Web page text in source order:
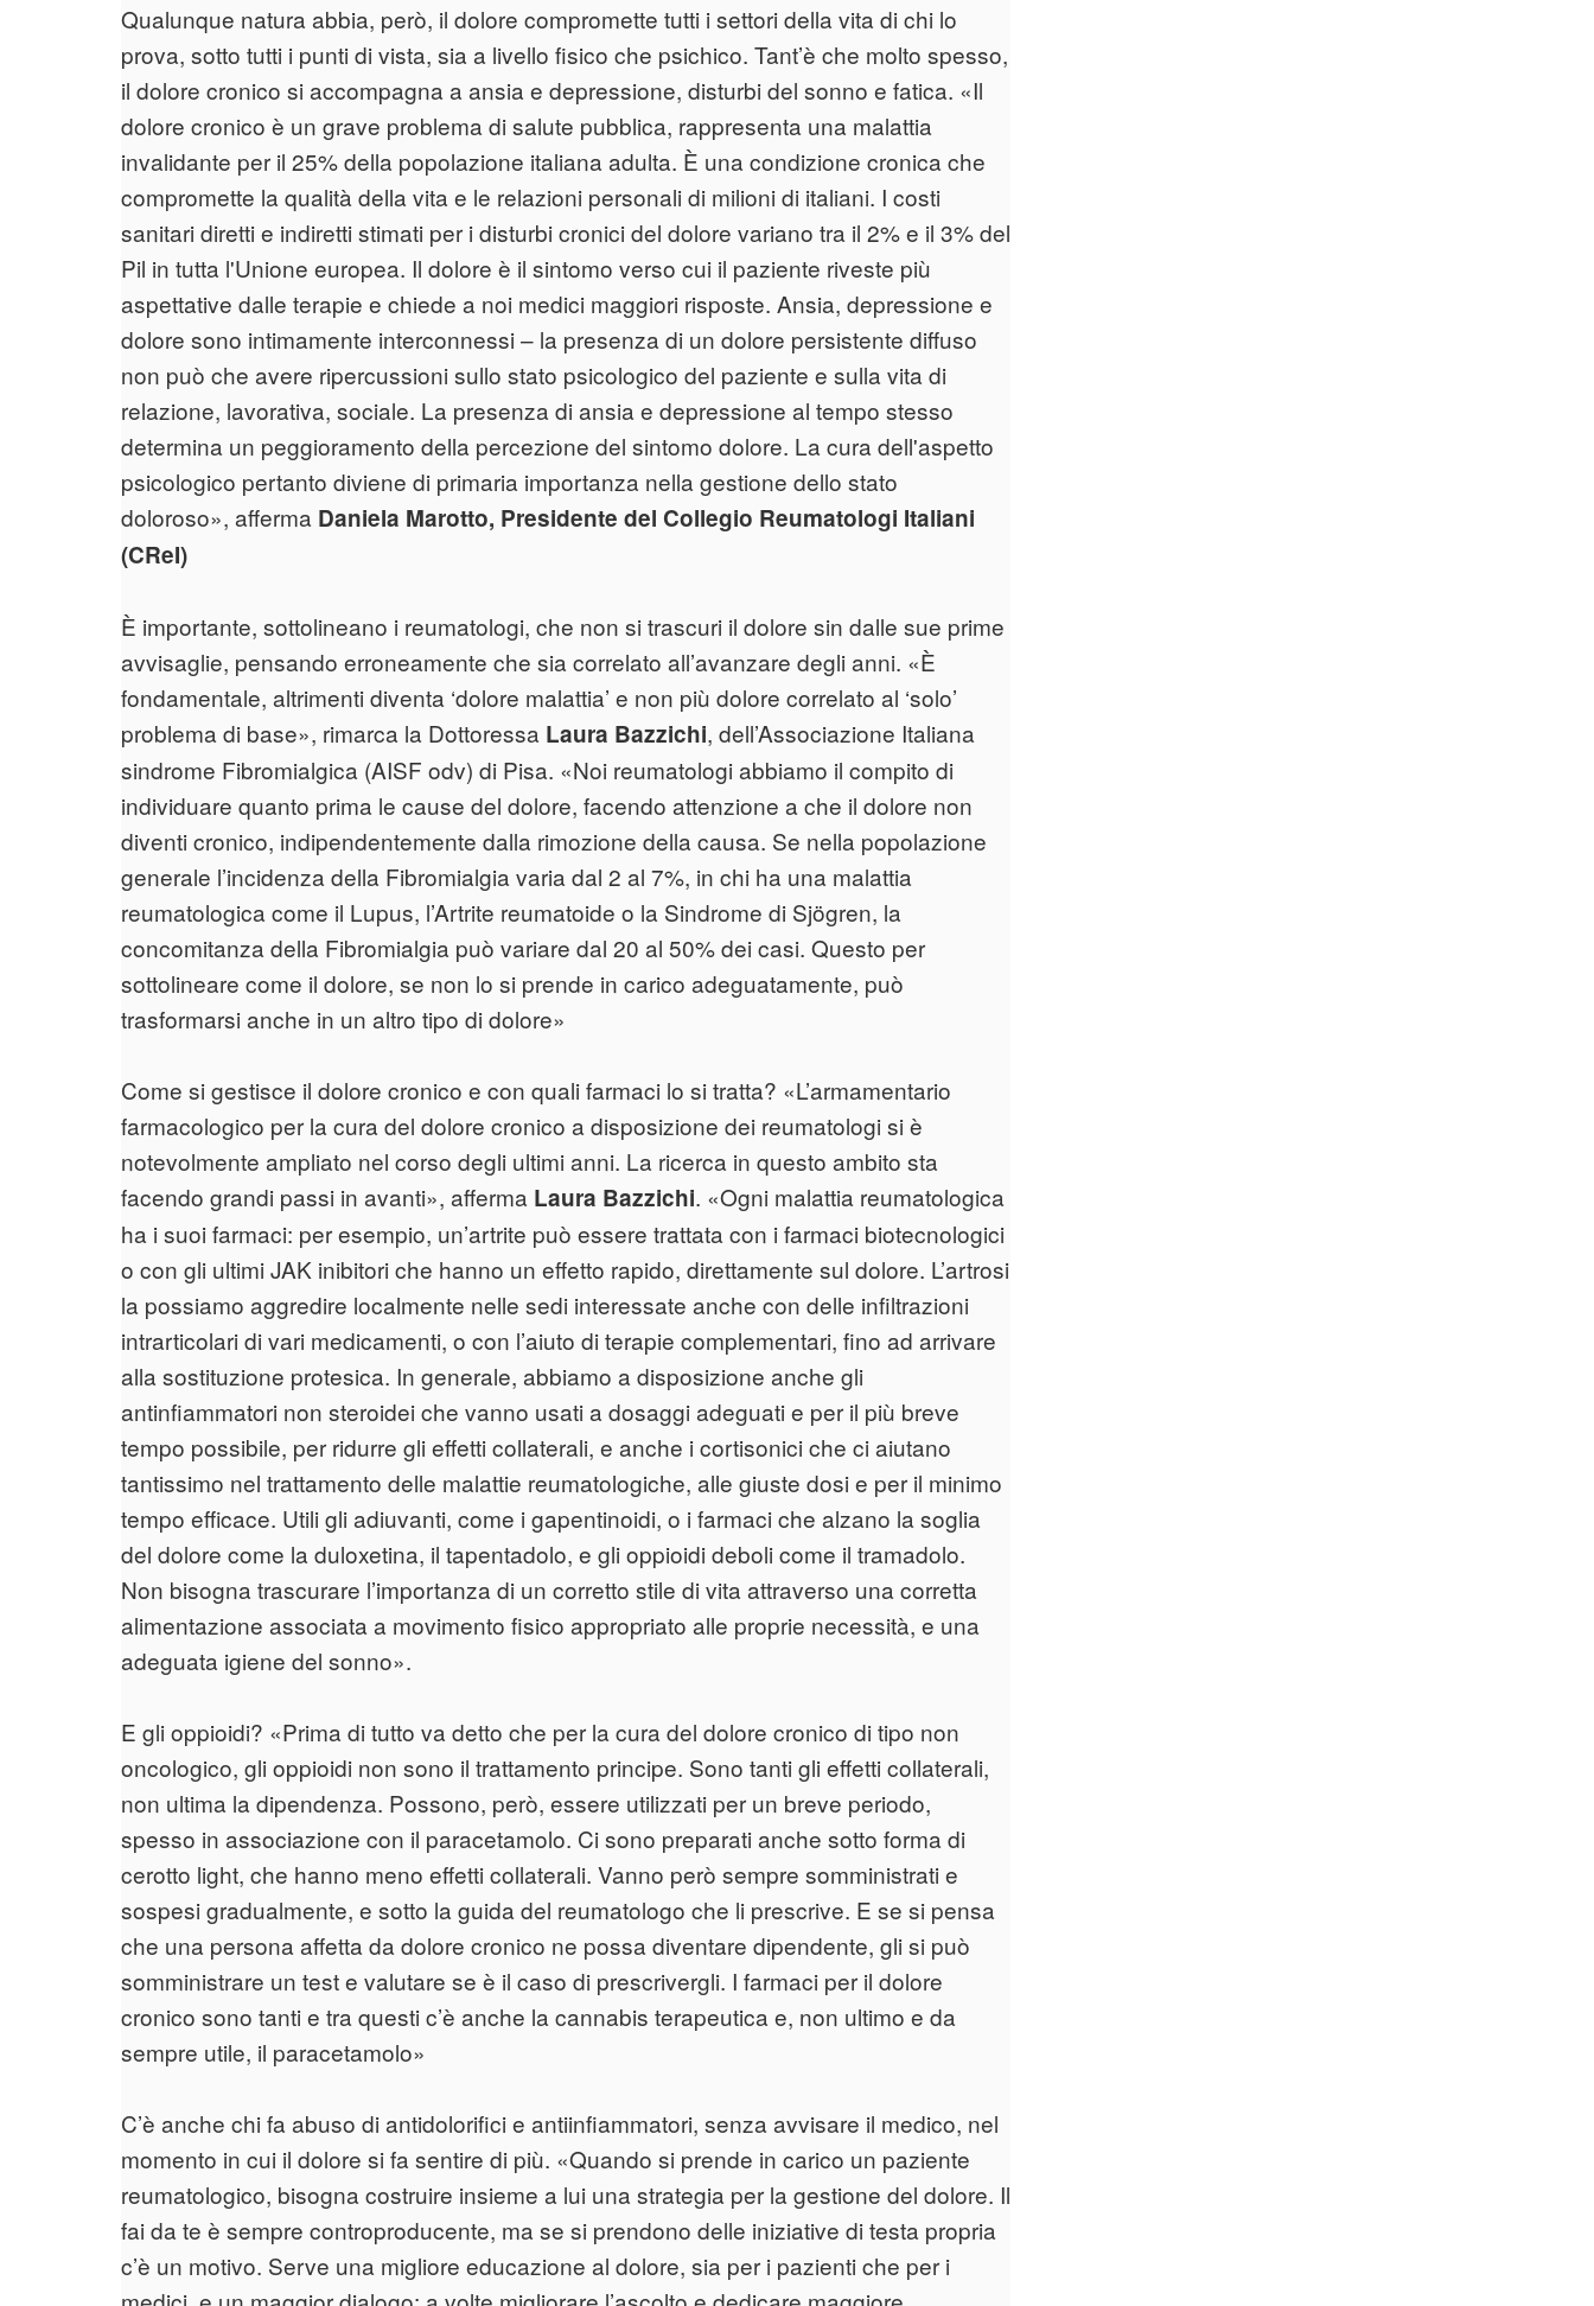
Qualunque natura abbia, però, il dolore compromette tutti i settori della vita di chi lo
prova, sotto tutti i punti di vista, sia a livello fisico che psichico. Tant’è che molto spesso,
il dolore cronico si accompagna a ansia e depressione, disturbi del sonno e fatica. «Il
dolore cronico è un grave problema di salute pubblica, rappresenta una malattia
invalidante per il 25% della popolazione italiana adulta. È una condizione cronica che
compromette la qualità della vita e le relazioni personali di milioni di italiani. I costi
sanitari diretti e indiretti stimati per i disturbi cronici del dolore variano tra il 2% e il 3% del
Pil in tutta l'Unione europea. Il dolore è il sintomo verso cui il paziente riveste più
aspettative dalle terapie e chiede a noi medici maggiori risposte. Ansia, depressione e
dolore sono intimamente interconnessi – la presenza di un dolore persistente diffuso
non può che avere ripercussioni sullo stato psicologico del paziente e sulla vita di
relazione, lavorativa, sociale. La presenza di ansia e depressione al tempo stesso
determina un peggioramento della percezione del sintomo dolore. La cura dell'aspetto
psicologico pertanto diviene di primaria importanza nella gestione dello stato
doloroso», afferma Daniela Marotto, Presidente del Collegio Reumatologi Italiani
(CReI)
È importante, sottolineano i reumatologi, che non si trascuri il dolore sin dalle sue prime
avvisaglie, pensando erroneamente che sia correlato all’avanzare degli anni. «È
fondamentale, altrimenti diventa ‘dolore malattia’ e non più dolore correlato al ‘solo’
problema di base», rimarca la Dottoressa Laura Bazzichi, dell’Associazione Italiana
sindrome Fibromialgica (AISF odv) di Pisa. «Noi reumatologi abbiamo il compito di
individuare quanto prima le cause del dolore, facendo attenzione a che il dolore non
diventi cronico, indipendentemente dalla rimozione della causa. Se nella popolazione
generale l’incidenza della Fibromialgia varia dal 2 al 7%, in chi ha una malattia
reumatologica come il Lupus, l’Artrite reumatoide o la Sindrome di Sjögren, la
concomitanza della Fibromialgia può variare dal 20 al 50% dei casi. Questo per
sottolineare come il dolore, se non lo si prende in carico adeguatamente, può
trasformarsi anche in un altro tipo di dolore»
Come si gestisce il dolore cronico e con quali farmaci lo si tratta? «L’armamentario
farmacologico per la cura del dolore cronico a disposizione dei reumatologi si è
notevolmente ampliato nel corso degli ultimi anni. La ricerca in questo ambito sta
facendo grandi passi in avanti», afferma Laura Bazzichi. «Ogni malattia reumatologica
ha i suoi farmaci: per esempio, un’artrite può essere trattata con i farmaci biotecnologici
o con gli ultimi JAK inibitori che hanno un effetto rapido, direttamente sul dolore. L’artrosi
la possiamo aggredire localmente nelle sedi interessate anche con delle infiltrazioni
intrarticolari di vari medicamenti, o con l’aiuto di terapie complementari, fino ad arrivare
alla sostituzione protesica. In generale, abbiamo a disposizione anche gli
antinfiammatori non steroidei che vanno usati a dosaggi adeguati e per il più breve
tempo possibile, per ridurre gli effetti collaterali, e anche i cortisonici che ci aiutano
tantissimo nel trattamento delle malattie reumatologiche, alle giuste dosi e per il minimo
tempo efficace. Utili gli adiuvanti, come i gapentinoidi, o i farmaci che alzano la soglia
del dolore come la duloxetina, il tapentadolo, e gli oppioidi deboli come il tramadolo.
Non bisogna trascurare l’importanza di un corretto stile di vita attraverso una corretta
alimentazione associata a movimento fisico appropriato alle proprie necessità, e una
adeguata igiene del sonno».
E gli oppioidi? «Prima di tutto va detto che per la cura del dolore cronico di tipo non
oncologico, gli oppioidi non sono il trattamento principe. Sono tanti gli effetti collaterali,
non ultima la dipendenza. Possono, però, essere utilizzati per un breve periodo,
spesso in associazione con il paracetamolo. Ci sono preparati anche sotto forma di
cerotto light, che hanno meno effetti collaterali. Vanno però sempre somministrati e
sospesi gradualmente, e sotto la guida del reumatologo che li prescrive. E se si pensa
che una persona affetta da dolore cronico ne possa diventare dipendente, gli si può
somministrare un test e valutare se è il caso di prescrivergli. I farmaci per il dolore
cronico sono tanti e tra questi c’è anche la cannabis terapeutica e, non ultimo e da
sempre utile, il paracetamolo»
C’è anche chi fa abuso di antidolorifici e antiinfiammatori, senza avvisare il medico, nel
momento in cui il dolore si fa sentire di più. «Quando si prende in carico un paziente
reumatologico, bisogna costruire insieme a lui una strategia per la gestione del dolore. Il
fai da te è sempre controproducente, ma se si prendono delle iniziative di testa propria
c’è un motivo. Serve una migliore educazione al dolore, sia per i pazienti che per i